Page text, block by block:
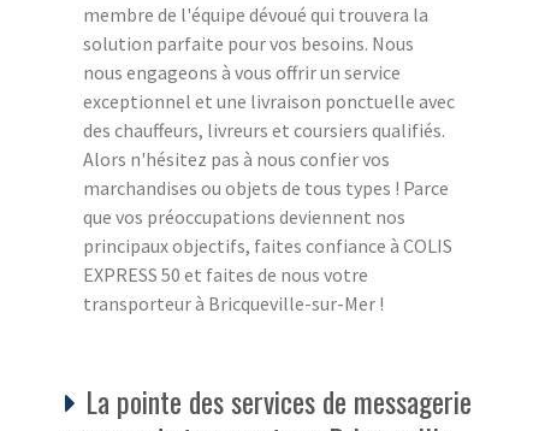
membre de l'équipe dévoué qui trouvera la
solution parfaite pour vos besoins. Nous
nous engageons à vous offrir un service
exceptionnel et une livraison ponctuelle avec
des chauffeurs, livreurs et coursiers qualifiés.
Alors n'hésitez pas à nous confier vos
marchandises ou objets de tous types ! Parce
que vos préoccupations deviennent nos
principaux objectifs, faites confiance à COLIS
EXPRESS 50 et faites de nous votre
transporteur à Bricqueville-sur-Mer !
La pointe des services de messagerie